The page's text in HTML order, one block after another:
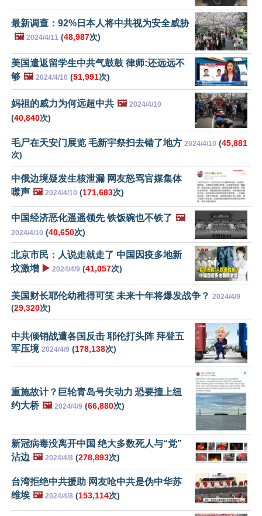
最新调查：92%日本人将中共视为安全威胁
🖼️ 2024/4/11 (48,987次)
美国遣返留学生中共气鼓鼓 律师:还远远不
够 🖼️ 2024/4/10 (51,991次)
妈祖的威力为何远超中共 🖼️ 2024/4/10
(40,840次)
毛尸在天安门展览 毛新宇祭扫去错了地方 2024/4/10 (45,881
次)
中俄边境疑发生核泄漏 网友怒骂官媒集体
噤声 🖼️ 2024/4/10 (171,683次)
中国经济恶化遥遥领先 铁饭碗也不铁了 🖼️
2024/4/10 (40,650次)
北京市民：人说走就走了 中国因疫多地新
坟激增 ▶️ 2024/4/9 (41,057次)
美国财长耶伦幼稚得可笑 未来十年将爆发战争？ 2024/4/9
(29,320次)
中共倾销战遭各国反击 耶伦打头阵 拜登五
军压境 2024/4/9 (178,138次)
重施故计？巨轮青岛号失动力 恐要撞上纽
约大桥 🖼️ 2024/4/9 (66,880次)
新冠病毒没离开中国 绝大多数死人与“党”
沾边 🖼️ 2024/4/8 (278,893次)
台湾拒绝中共援助 网友呛中共是伪中华苏
维埃 🖼️ 2024/4/8 (153,114次)